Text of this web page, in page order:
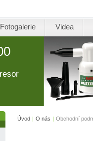
Fotogalerie Videa
Úvod | O nás | Obchodní